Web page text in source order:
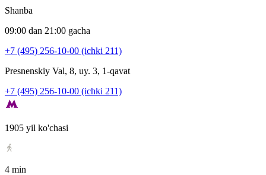
Shanba
09:00 dan 21:00 gacha
+7 (495) 256-10-00 (ichki 211)
Presnenskiy Val, 8, uy. 3, 1-qavat
+7 (495) 256-10-00 (ichki 211)
1905 yil ko'chasi
4 min